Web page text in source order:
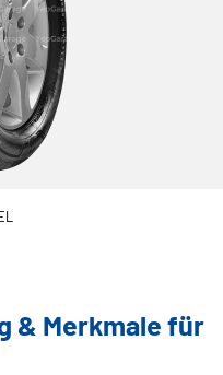
& Merkmale für